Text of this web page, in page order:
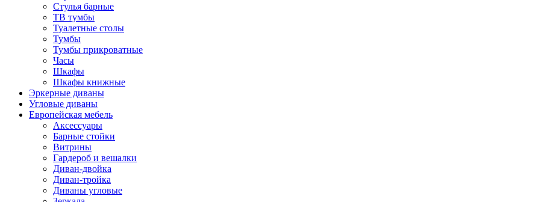
Стулья барные
ТВ тумбы
Туалетные столы
Тумбы
Тумбы прикроватные
Часы
Шкафы
Шкафы книжные
Эркерные диваны
Угловые диваны
Европейская мебель
Аксессуары
Барные стойки
Витрины
Гардероб и вешалки
Диван-двойка
Диван-тройка
Диваны угловые